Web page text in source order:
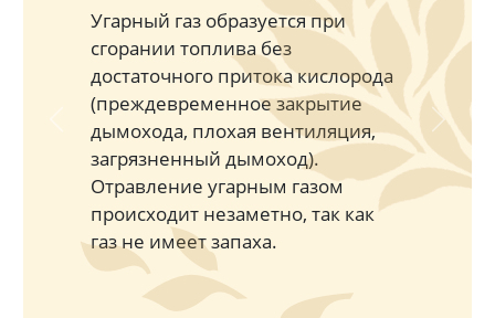
Угарный газ образуется при
сгорании топлива без
достаточного притока кислорода
(преждевременное закрытие
дымохода, плохая вентиляция,
загрязненный дымоход).
Отравление угарным газом
происходит незаметно, так как
газ не имеет запаха.
Previous Next